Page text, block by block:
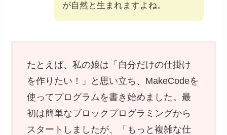
が自然と生まれますよね。
たとえば、私の娘は「自分だけの仕掛け
を作りたい！」と思い立ち、MakeCodeを
使ってプログラムを書き始めました。最
初は簡単なブロックプログラミングから
スタートしましたが、「もっと複雑な仕